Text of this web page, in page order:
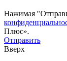
Нажимая
Плюс».
Отправить
Вверх